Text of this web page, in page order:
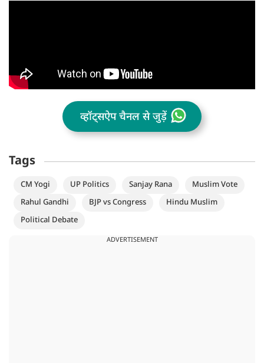
व्हॉट्सऐप चैनल से जुड़ें
Tags
CM Yogi UP Politics Sanjay Rana
Muslim Vote
Rahul Gandhi
BJP vs Congress
Hindu Muslim
Political Debate
ADVERTISEMENT